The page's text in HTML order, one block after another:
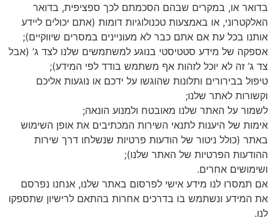
בדואר או, במקרים שבהם הסכמתם לכך ספציפית, בדואר
האלקטרוני, או באמצעות טכנולוגיות דומות (אתם יכולים ליידע
אותנו בכל עת אם אתם כבר לא מעוניינים במסרים שיווקיים);
אספקה של מידע סטטיסטי בנוגע למשתמשים שלנו לצד ג’ (אבל
צד ג’ זה לא יוכל לזהות אף משתמש בודד לפי המידע);
טיפול בבירורים ותלונות שהוגשו על ידכם או נוגעות אליכם
וקשורות לאתר שלנו;
לשמור על האתר שלנו מאובטח ולמנוע הונאה;
אימות של היענות לתנאי השירות המכתיבים את אופן השימוש
באתר (כולל ניטור של הודעות פרטיות שנשלחו דרך שירות
ההודעות הפרטיות של האתר שלנו);
ושימושים אחרים.
אם תמסרו לנו מידע אישי לפרסום באתר שלנו, אנחנו נפרסם
את המידע ונשתמש בו בדרכים אחרות בהתאם לרישיון שתספקו
לנו.